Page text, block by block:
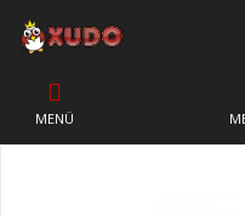
MENÜ